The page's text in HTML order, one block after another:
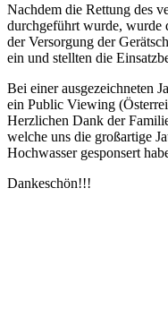
Nachdem die Rettung des
durchgeführt wurde, wurde
der Versorgung der
ein und stellten die
Bei einer ausgezeichneten
ein Public Viewing
Herzlichen Dank der
welche uns die großartige
Hochwasser gesponsert
Dankeschön!!!